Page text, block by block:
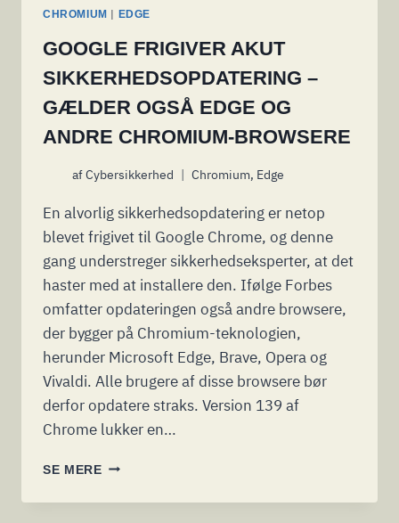
CHROMIUM | EDGE
GOOGLE FRIGIVER AKUT
SIKKERHEDSOPDATERING –
GÆLDER OGSÅ EDGE OG
ANDRE CHROMIUM-BROWSERE
afCybersikkerhed Chromium, Edge
En alvorlig sikkerhedsopdatering er netop
blevet frigivet til Google Chrome, og denne
gang understreger sikkerhedseksperter, at det
haster med at installere den. Ifølge Forbes
omfatter opdateringen også andre browsere,
der bygger på Chromium-teknologien,
herunder Microsoft Edge, Brave, Opera og
Vivaldi. Alle brugere af disse browsere bør
derfor opdatere straks. Version 139 af
Chrome lukker en…
SE MEREGOOGLE
AKUT